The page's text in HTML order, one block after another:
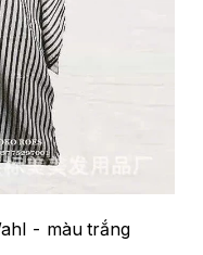
- màu trắng